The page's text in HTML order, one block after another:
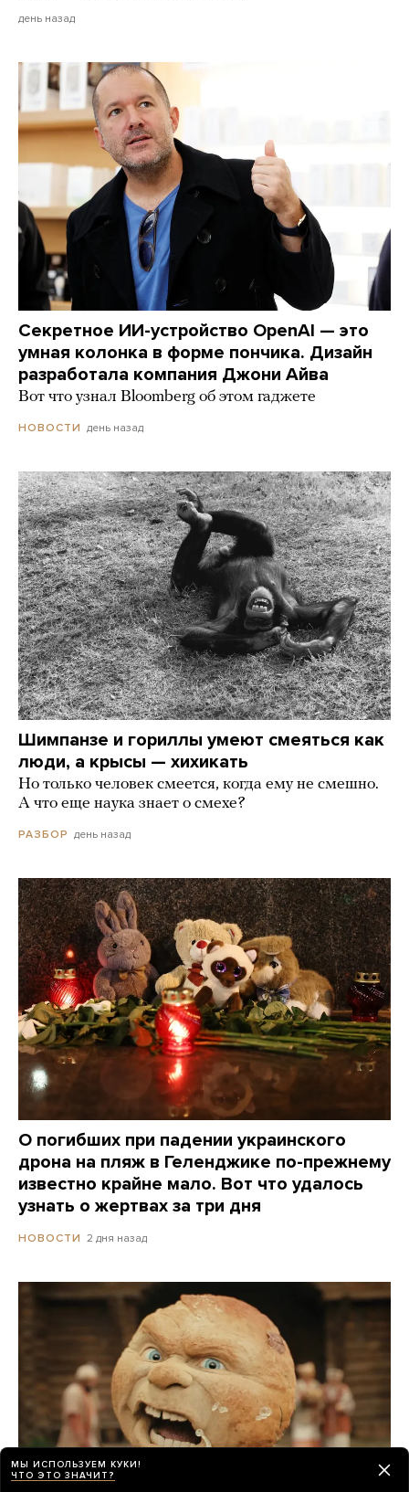
день назад
Секретное ИИ-устройство OpenAI — это
умная колонка в форме пончика. Дизайн
разработала компания Джони Айва
Вот что узнал Bloomberg об этом гаджете
НОВОСТИ день назад
Шимпанзе и гориллы умеют смеяться как
люди, а крысы — хихикать
Но только человек смеется, когда ему не смешно.
А что еще наука знает о смехе?
РАЗБОР день назад
О погибших при падении украинского
дрона на пляж в Геленджике по-прежнему
известно крайне мало. Вот что удалось
узнать о жертвах за три дня
НОВОСТИ 2 дня назад
МЫ ИСПОЛЬЗУЕМ КУКИ!
ЧТО ЭТО ЗНАЧИТ?